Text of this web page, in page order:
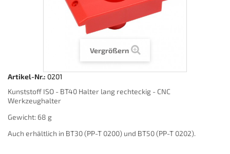
Vergrößern
Artikel-Nr.: 0201
Kunststoff ISO - BT40 Halter lang rechteckig - CNC
Werkzeughalter
Gewicht: 68 g
Auch erhältlich in BT30 (PP-T 0200) und BT50 (PP-T 0202).